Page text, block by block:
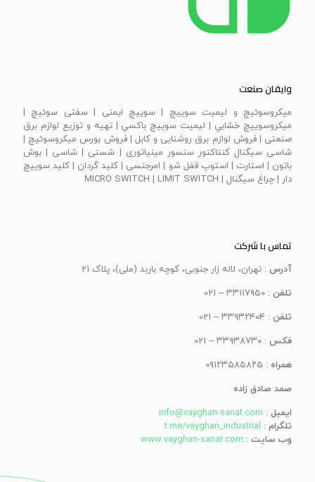
وایقان صنعت
ميكروسوئيچ و ليميت سوييچ | سویيچ ايمنی | سفتی سوئيچ |
ميكروسوييچ خشابي | ليميت سوييچ باكسي | تهیه و توزیع لوازم برق
صنعتی | فروش لوازم برق روشنایی و کابل | فروش بورس میکروسوئیچ |
شاسی سیگنال کنتاکتور سنسور مینیاتوری | شستی | شاسی | بوش
باتون | استارت | استوپ قفل شو | امرجنسی | كليد گردان | كليد سوييچ
دار | چراغ سيگنال | MICRO SWITCH | LIMIT SWITCH
تماس با شرکت
آدرس : تهران، لاله زار جنوبی، کوچه باربد (ملی)، پلاک 21
تلفن : ۳۳۱۱۷۹۵۰ – 021
تلفن : ۳۳۹۳۲۴۰۴ – 021
فکس : ۳۳۹۳۸۷۳۰ – 021
همراه : ۰۹۱۲۳۵۸۵۸۲۵
صمد صادق زاده
ایمیل :
info@vayghan-sanat.com
تلگرام :
t.me/vayghan_industrial
وب سایت :
www.vayghan-sanat.com